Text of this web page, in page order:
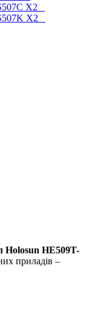
X2
X2
Holosun HE509T-
приладів –